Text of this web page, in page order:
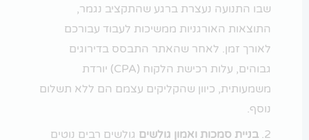
שבו התנועה נעצרת ברגע שהתקציב נגמר,
התוצאות האורגניות ממשיכות לעבוד עבורכם
לאורך זמן. לאחר שהאתר התבסס בדירוגים
גבוהים, עלות רכישת הלקוח (CPA) יורדת
משמעותית, כיוון שהקליקים עצמם הם ללא תשלום
נוסף.
בניית סמכות ואמון גולשיםגולשים רבים נוטים